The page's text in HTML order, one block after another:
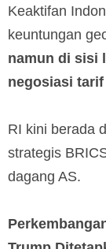
Keaktifan
keuntungan
namun di sisi
negosiasi tarif
RI kini berada
strategis
dagang AS.